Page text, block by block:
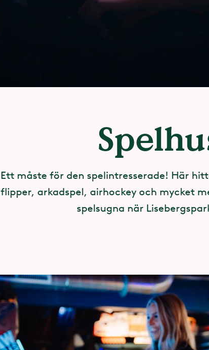
Ett måste för den spelintresserade! Här
flipper, arkadspel, airhockey och mycket
spelsugna när